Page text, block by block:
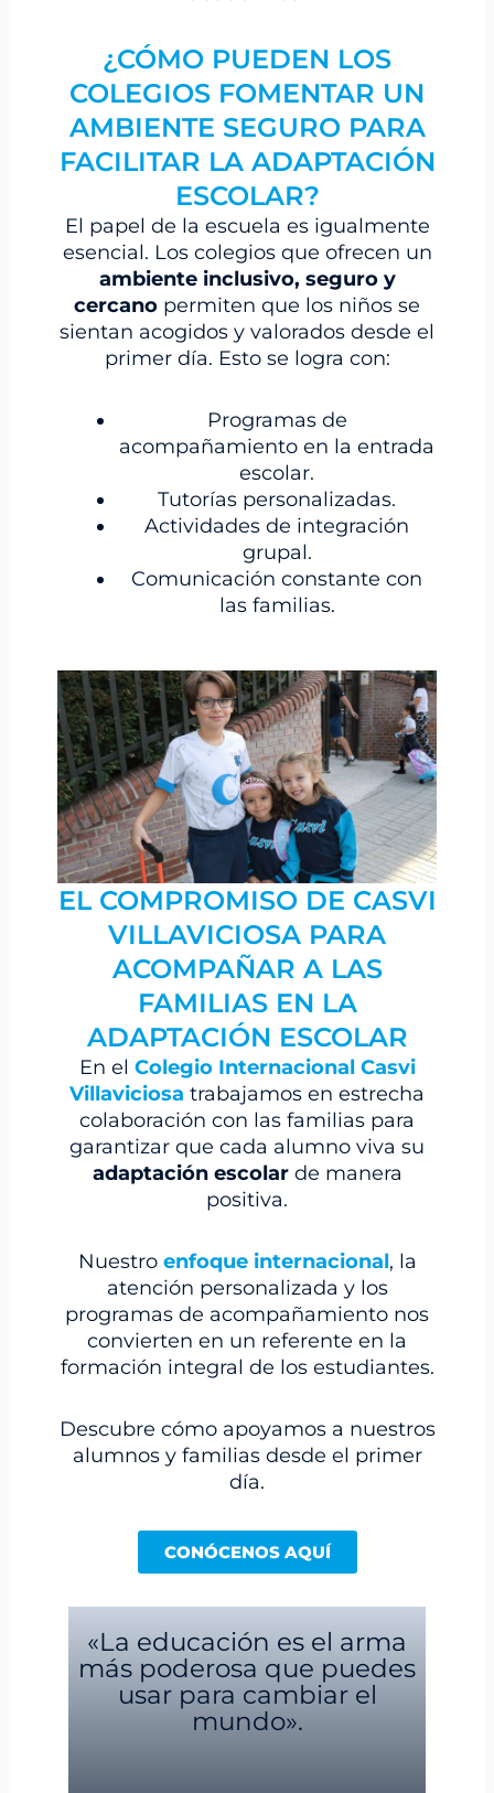
¿CÓMO PUEDEN LOS
COLEGIOS FOMENTAR UN
AMBIENTE SEGURO PARA
FACILITAR LA ADAPTACIÓN
ESCOLAR?
El papel de la escuela es igualmente
esencial. Los colegios que ofrecen un
ambiente inclusivo, seguro y
cercano permiten que los niños se
sientan acogidos y valorados desde el
primer día. Esto se logra con:
Programas de
acompañamiento en la entrada
escolar.
Tutorías personalizadas.
Actividades de integración
grupal.
Comunicación constante con
las familias.
EL COMPROMISO DE CASVI
VILLAVICIOSA PARA
ACOMPAÑAR A LAS
FAMILIAS EN LA
ADAPTACIÓN ESCOLAR
En el Colegio Internacional Casvi
Villaviciosa trabajamos en estrecha
colaboración con las familias para
garantizar que cada alumno viva su
adaptación escolarde manera
positiva.
Nuestro enfoque internacional, la
atención personalizada y los
programas de acompañamiento nos
convierten en un referente en la
formación integral de los estudiantes.
Descubre cómo apoyamos a nuestros
alumnos y familias desde el primer
día.
CONÓCENOS AQUÍ
«La educación es el arma
más poderosa que puedes
usar para cambiar el
mundo».